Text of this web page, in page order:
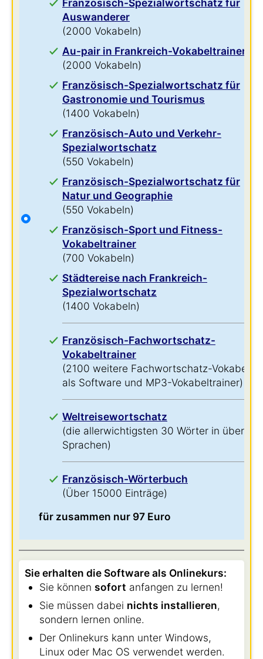
Französisch-Spezialwortschatz für
Auswanderer
(2000 Vokabeln)
Au-pair in Frankreich-Vokabeltrainer
(2000 Vokabeln)
Französisch-Spezialwortschatz für
Gastronomie und Tourismus
(1400 Vokabeln)
Französisch-Auto und Verkehr-
Spezialwortschatz
(550 Vokabeln)
Französisch-Spezialwortschatz für
Natur und Geographie
(550 Vokabeln)
Französisch-Sport und Fitness-
Vokabeltrainer
(700 Vokabeln)
Städtereise nach Frankreich-
Spezialwortschatz
(1400 Vokabeln)
Französisch-Fachwortschatz-
Vokabeltrainer
(2100 weitere Fachwortschatz-Vokabeln
als Software und MP3-Vokabeltrainer)
Weltreisewortschatz
(die allerwichtigsten 30 Wörter in über 60
Sprachen)
Französisch-Wörterbuch
(Über 15000 Einträge)
für zusammen nur 97 Euro
Sie erhalten die Software als Onlinekurs:
Sie können sofort anfangen zu lernen!
Sie müssen dabei nichts installieren,
sondern lernen online.
Der Onlinekurs kann unter Windows,
Linux oder Mac OS verwendet werden.